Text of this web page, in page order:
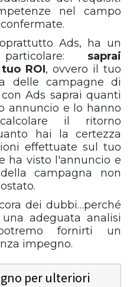
nel campo
Ads, ha un
saprai
ROI, ovvero il tuo
delle campagne di
Ads saprai quanti
annuncio e lo hanno
il ritorno
hai la certezza
effettuate sul tuo
ha visto l'annuncio e
campagna non
dei dubbi…perché
adeguata analisi
fornirti un
impegno.
per ulteriori